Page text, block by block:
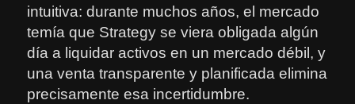
intuitiva: durante muchos años, el mercado
temía que Strategy se viera obligada algún
día a liquidar activos en un mercado débil, y
una venta transparente y planificada elimina
precisamente esa incertidumbre.